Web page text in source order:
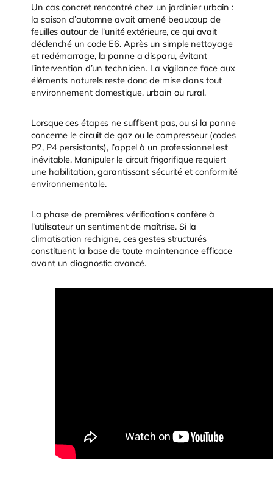
Un cas concret rencontré chez un jardinier urbain :
la saison d’automne avait amené beaucoup de
feuilles autour de l’unité extérieure, ce qui avait
déclenché un code E6. Après un simple nettoyage
et redémarrage, la panne a disparu, évitant
l’intervention d’un technicien. La vigilance face aux
éléments naturels reste donc de mise dans tout
environnement domestique, urbain ou rural.
Lorsque ces étapes ne suffisent pas, ou si la panne
concerne le circuit de gaz ou le compresseur (codes
P2, P4 persistants), l’appel à un professionnel est
inévitable. Manipuler le circuit frigorifique requiert
une habilitation, garantissant sécurité et conformité
environnementale.
La phase de premières vérifications confère à
l’utilisateur un sentiment de maîtrise. Si la
climatisation rechigne, ces gestes structurés
constituent la base de toute maintenance efficace
avant un diagnostic avancé.